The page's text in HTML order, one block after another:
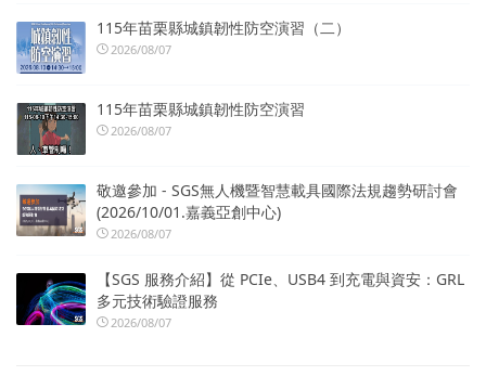
115年苗栗縣城鎮韌性防空演習（二）
2026/08/07
115年苗栗縣城鎮韌性防空演習
2026/08/07
敬邀參加 - SGS無人機暨智慧載具國際法規趨勢研討會
(2026/10/01.嘉義亞創中心)
2026/08/07
【SGS 服務介紹】從 PCIe、USB4 到充電與資安：GRL
多元技術驗證服務
2026/08/07